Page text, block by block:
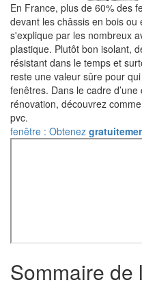
En France, plus de 60% des
devant les châssis en bois
s'explique par les nombreux
plastique. Plutôt bon isolant,
résistant dans le temps et
reste une valeur sûre pour
fenêtres. Dans le cadre
rénovation, découvrez
pvc.
fenêtre : Obtenez
Sommaire de